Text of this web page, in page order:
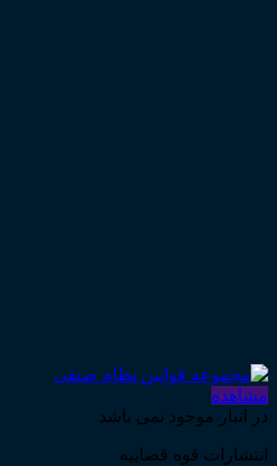
مشاهده
در انبار موجود نمی باشد
انتشارات قوه قضاییه